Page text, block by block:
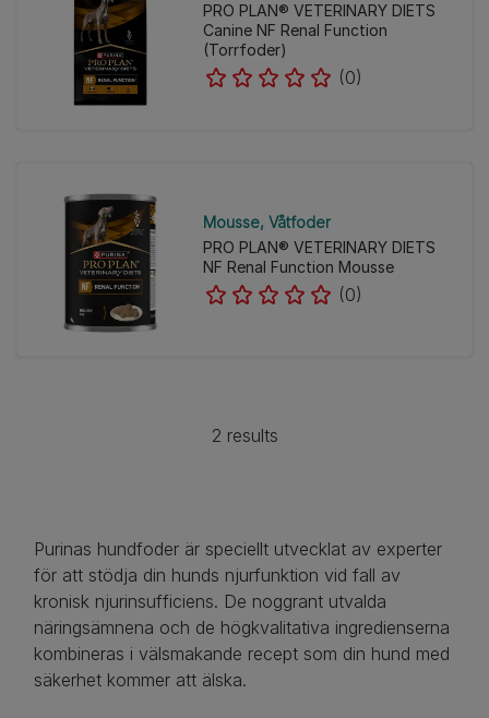
PRO PLAN® VETERINARY DIETS
Canine NF Renal Function
(Torrfoder)
(0)
Mousse Våtfoder
PRO PLAN® VETERINARY DIETS
NF Renal Function Mousse
(0)
2 results
Purinas hundfoder är speciellt utvecklat av experter
för att stödja din hunds njurfunktion vid fall av
kronisk njurinsufficiens. De noggrant utvalda
näringsämnena och de högkvalitativa ingredienserna
kombineras i välsmakande recept som din hund med
säkerhet kommer att älska.